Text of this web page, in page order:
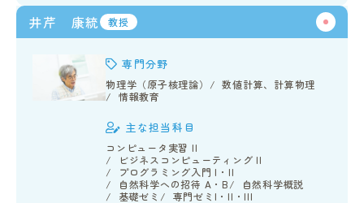
in Campus
総合図書館
プライバシーポリシー
井芹 康統 教授
専門分野
物理学（原子核理論）
数値計算、計算物理
情報教育
主な担当科目
コンピュータ実習 II
ビジネスコンピューティング II
プログラミング入門 I・II
自然科学への招待 A・B
自然科学概説
基礎ゼミ
専門ゼミI・II・III